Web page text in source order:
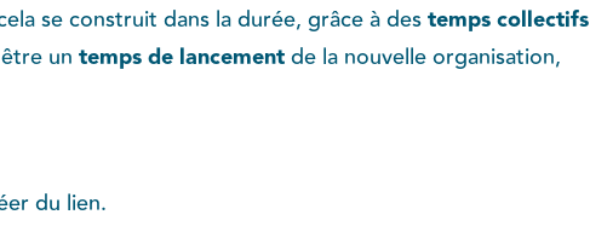
se construit dans la durée, grâce à destemps collectifs
untemps de lancementde la nouvelle organisation,
du lien.